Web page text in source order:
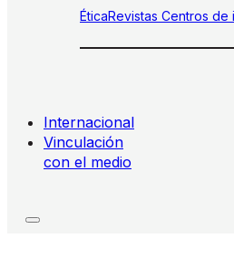
ÉticaRevistas Centros de
Internacional
Vinculación
con el medio